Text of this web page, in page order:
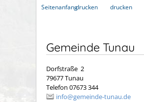
Seitenanfangdrucken
drucken
Gemeinde Tunau
Dorfstraße 2
79677 Tunau
Telefon 07673 344
info@gemeinde-tunau.de